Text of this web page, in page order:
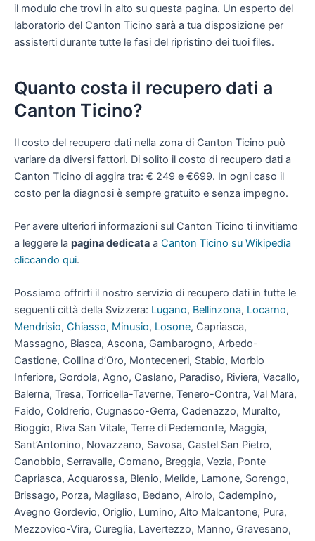
il modulo che trovi in alto su questa pagina. Un esperto del
laboratorio del Canton Ticino sarà a tua disposizione per
assisterti durante tutte le fasi del ripristino dei tuoi files.
Quanto costa il recupero dati a
Canton Ticino?
Il costo del recupero dati nella zona di Canton Ticino può
variare da diversi fattori. Di solito il costo di recupero dati a
Canton Ticino di aggira tra: € 249 e €699. In ogni caso il
costo per la diagnosi è sempre gratuito e senza impegno.
Per avere ulteriori informazioni sul Canton Ticino ti invitiamo
a leggere la pagina dedicata a Canton Ticino su Wikipedia
cliccando qui.
Possiamo offrirti il nostro servizio di recupero dati in tutte le
seguenti città della Svizzera: Lugano, Bellinzona, Locarno,
Mendrisio, Chiasso, Minusio, Losone, Capriasca,
Massagno, Biasca, Ascona, Gambarogno, Arbedo-
Castione, Collina d’Oro, Monteceneri, Stabio, Morbio
Inferiore, Gordola, Agno, Caslano, Paradiso, Riviera, Vacallo,
Balerna, Tresa, Torricella-Taverne, Tenero-Contra, Val Mara,
Faido, Coldrerio, Cugnasco-Gerra, Cadenazzo, Muralto,
Bioggio, Riva San Vitale, Terre di Pedemonte, Maggia,
Sant’Antonino, Novazzano, Savosa, Castel San Pietro,
Canobbio, Serravalle, Comano, Breggia, Vezia, Ponte
Capriasca, Acquarossa, Blenio, Melide, Lamone, Sorengo,
Brissago, Porza, Magliaso, Bedano, Airolo, Cadempino,
Avegno Gordevio, Origlio, Lumino, Alto Malcantone, Pura,
Mezzovico-Vira, Cureglia, Lavertezzo, Manno, Gravesano,